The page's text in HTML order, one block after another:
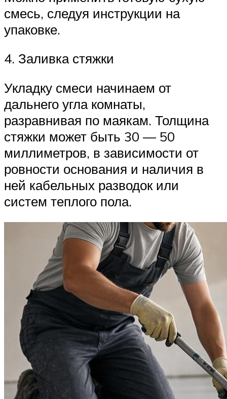
смесь, следуя инструкции на
упаковке.
4. Заливка стяжки
Укладку смеси начинаем от
дальнего угла комнаты,
разравнивая по маякам. Толщина
стяжки может быть 30 — 50
миллиметров, в зависимости от
ровности основания и наличия в
ней кабельных разводок или
систем теплого пола.